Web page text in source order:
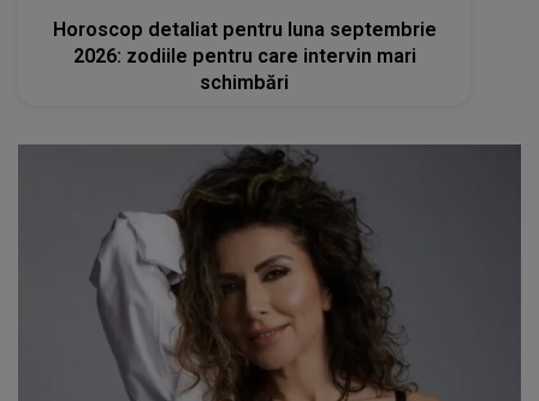
Horoscop detaliat pentru luna septembrie
2026: zodiile pentru care intervin mari
schimbări